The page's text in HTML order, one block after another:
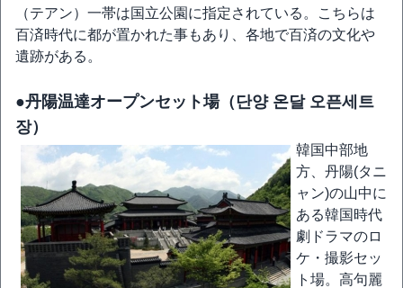
（テアン）一帯は国立公園に指定されている。こちらは
百済時代に都が置かれた事もあり、各地で百済の文化や
遺跡がある。
●丹陽温達オープンセット場（단양 온달 오픈세트
장）
韓国中部地
方、丹陽(タニ
ャン)の山中に
ある韓国時代
劇ドラマのロ
ケ・撮影セッ
ト場。高句麗